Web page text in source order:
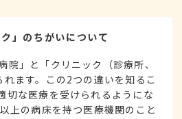
」のちがいについて
院」と「クリニック（診療所、
ます。この2つの違いを知るこ
切な医療を受けられるようにな
上の病床を持つ医療機関のこと